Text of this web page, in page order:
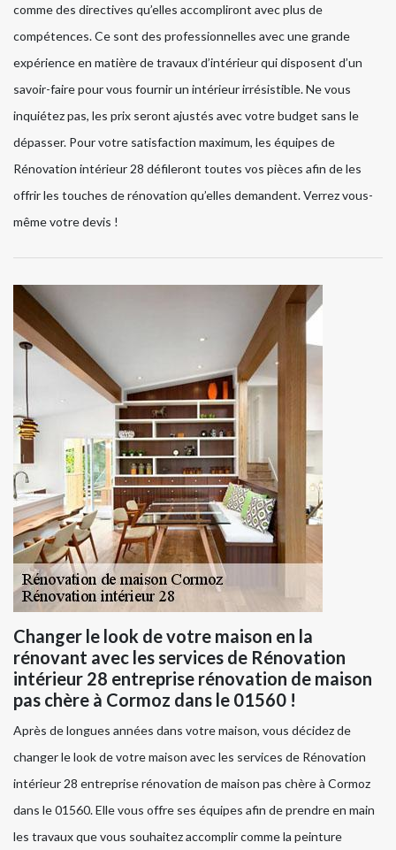
comme des directives qu’elles accompliront avec plus de
compétences. Ce sont des professionnelles avec une grande
expérience en matière de travaux d’intérieur qui disposent d’un
savoir-faire pour vous fournir un intérieur irrésistible. Ne vous
inquiétez pas, les prix seront ajustés avec votre budget sans le
dépasser. Pour votre satisfaction maximum, les équipes de
Rénovation intérieur 28 défileront toutes vos pièces afin de les
offrir les touches de rénovation qu’elles demandent. Verrez vous-
même votre devis !
Changer le look de votre maison en la
rénovant avec les services de Rénovation
intérieur 28 entreprise rénovation de maison
pas chère à Cormoz dans le 01560 !
Après de longues années dans votre maison, vous décidez de
changer le look de votre maison avec les services de Rénovation
intérieur 28 entreprise rénovation de maison pas chère à Cormoz
dans le 01560. Elle vous offre ses équipes afin de prendre en main
les travaux que vous souhaitez accomplir comme la peinture